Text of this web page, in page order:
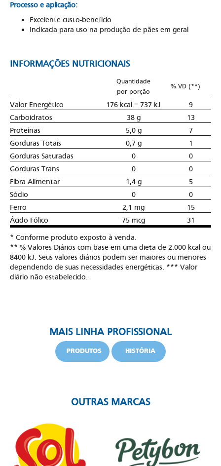
Processo e aplicação:
Excelente custo-benefício
Indicada para uso na produção de pães em geral
INFORMAÇÕES NUTRICIONAIS
Quantidade
por porção
% VD (**)
Valor Energético 176 kcal = 737 kJ
9
Carboidratos
38 g
13
Proteínas
5,0 g
7
Gorduras Totais
0,7 g
1
Gorduras Saturadas
0
0
Gorduras Trans
0
0
Fibra Alimentar
1,4 g
5
Sódio
0
0
Ferro
2,1 mg
15
Ácido Fólico
75 mcg 31
* Conforme produto exposto à venda.
** % Valores Diários com base em uma dieta de 2.000 kcal ou
8400 kJ. Seus valores diários podem ser maiores ou menores
dependendo de suas necessidades energéticas. *** Valor
diário não estabelecido.
MAIS LINHA PROFISSIONAL
PRODUTOS HISTÓRIA
OUTRAS MARCAS